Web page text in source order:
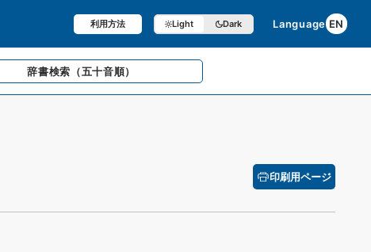
利用方法 Light Dark Language EN
辞書検索 （五十音順）
印刷用ページ